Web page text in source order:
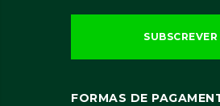
FORMAS DE